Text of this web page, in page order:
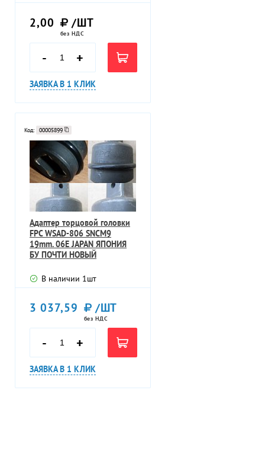
2,00 /ШТ
без НДС
- +
ЗАЯВКА В 1 КЛИК
Код: 00005899
Адаптер торцовой головки
FPC WSAD-806 SNCM9
19mm. 06E JAPAN ЯПОНИЯ
БУ ПОЧТИ НОВЫЙ
В наличии 1шт
3 037,59 /ШТ
без НДС
- +
ЗАЯВКА В 1 КЛИК